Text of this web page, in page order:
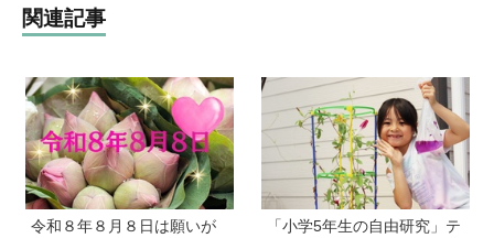
関連記事
令和８年８月８日は願いが
「小学5年生の自由研究」テ